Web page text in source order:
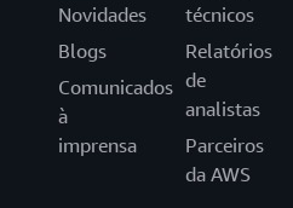
Novidades
Blogs
Comunicados
à
imprensa
técnicos
Relatórios
de
analistas
Parceiros
da AWS